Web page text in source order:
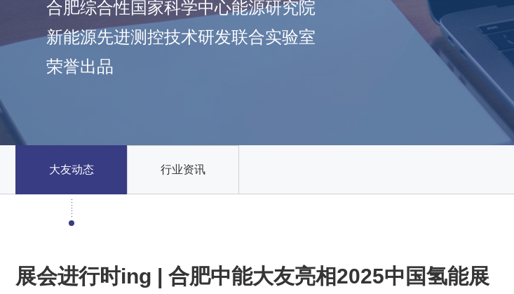
合肥综合性国家科学中心能源研究院
新能源先进测控技术研发联合实验室
荣誉出品
大友动态 行业资讯
展会进行时ing | 合肥中能大友亮相2025中国氢能展